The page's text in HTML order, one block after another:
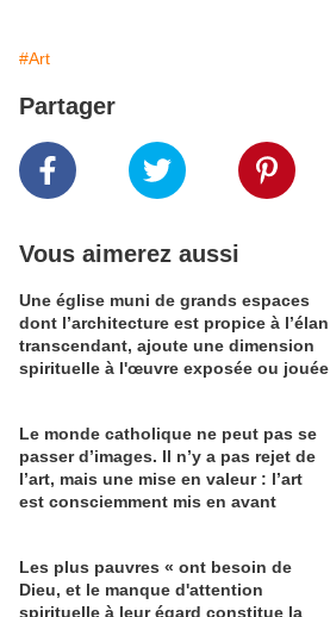
#Art
Partager
Vous aimerez aussi
Une église muni de grands espaces
dont l’architecture est propice à l’élan
transcendant, ajoute une dimension
spirituelle à l'œuvre exposée ou jouée
Le monde catholique ne peut pas se
passer d’images. Il n’y a pas rejet de
l’art, mais une mise en valeur : l’art
est consciemment mis en avant
Les plus pauvres « ont besoin de
Dieu, et le manque d'attention
spirituelle à leur égard constitue la